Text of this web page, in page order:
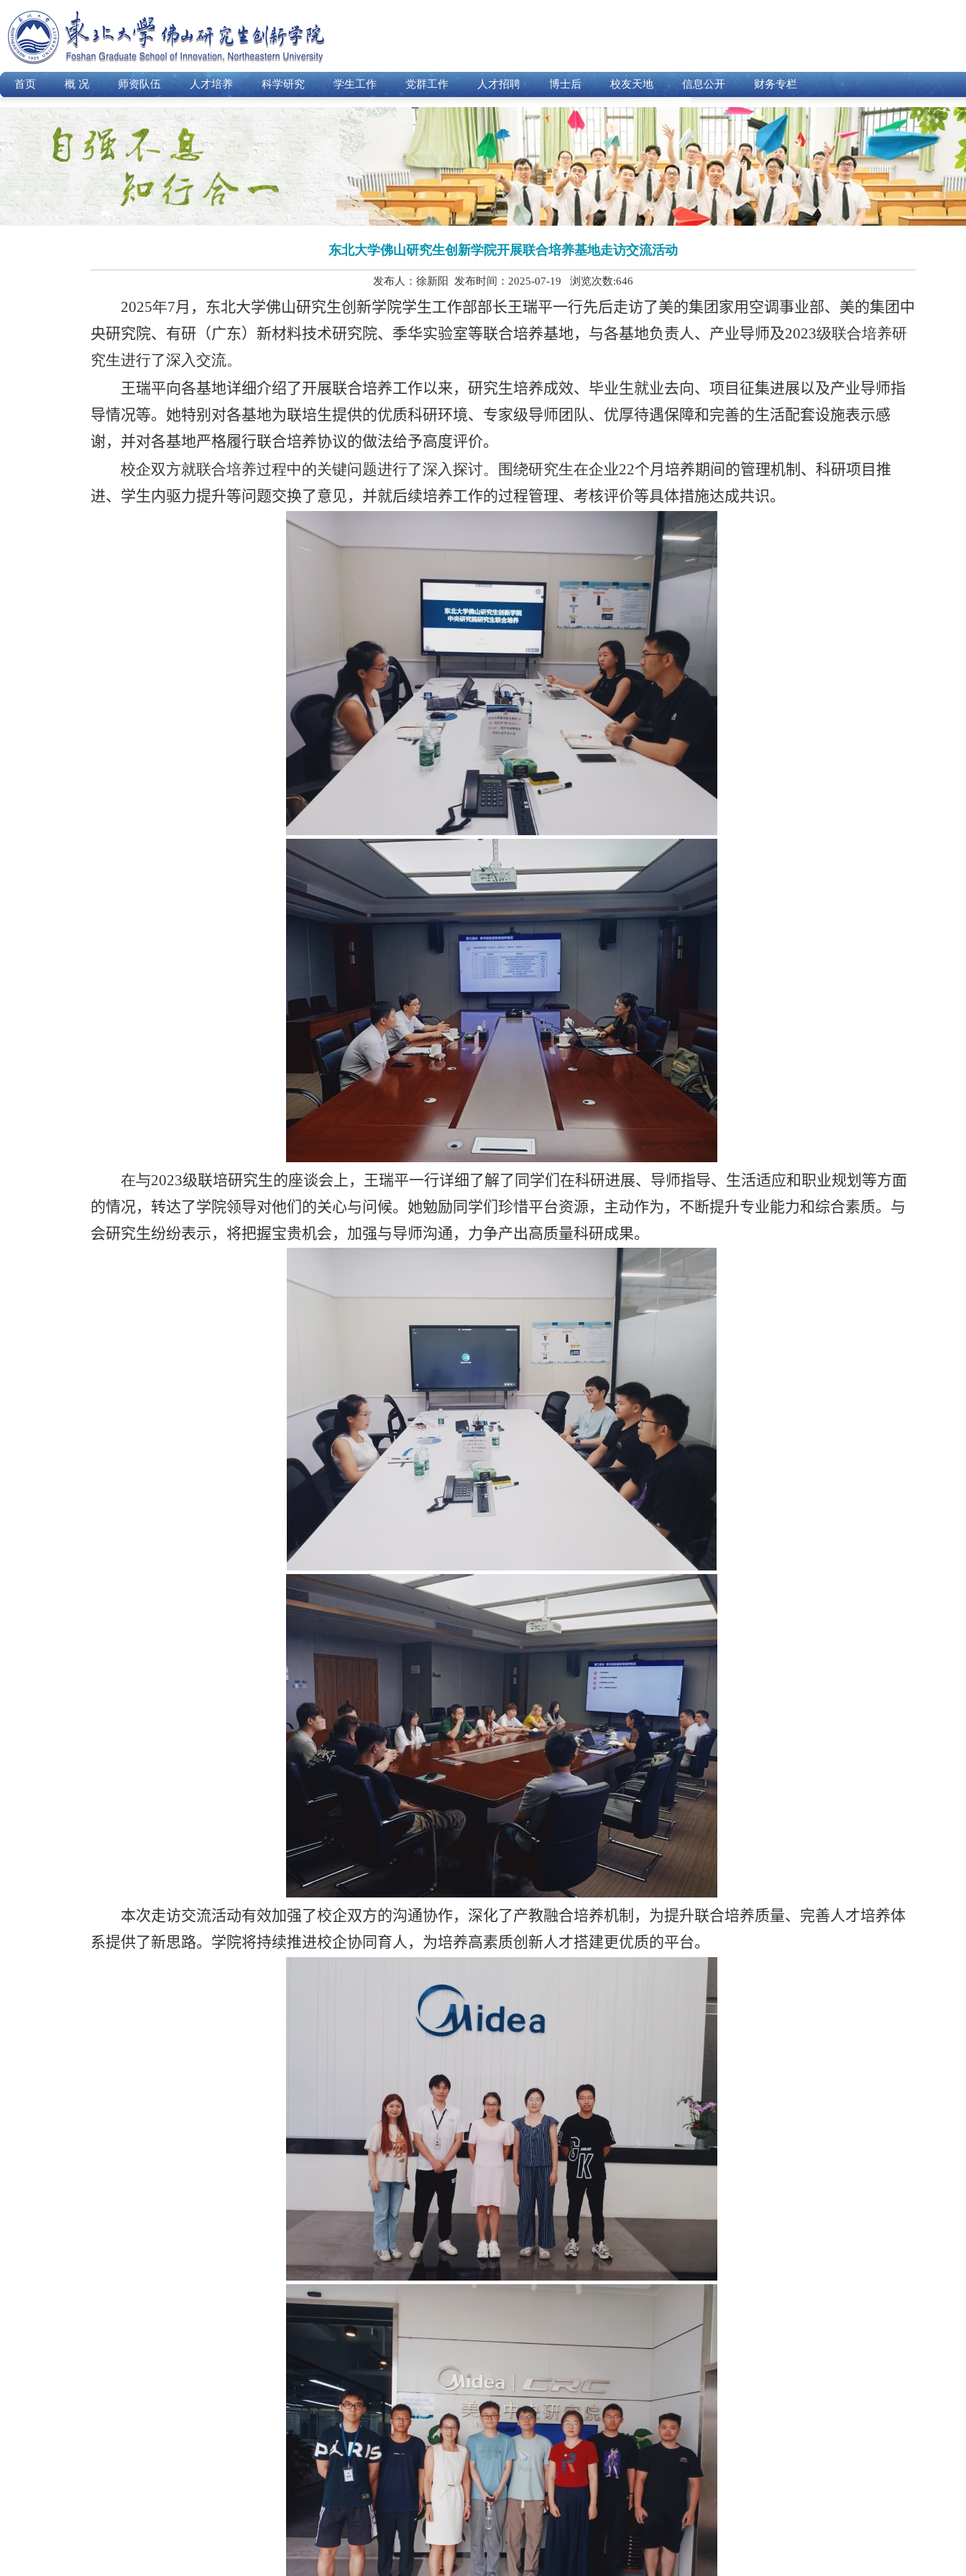
首页 概 况 师资队伍 人才培养 科学研究 学生工作 党群工作 人才招聘 博士后 校友天地 信息公开 财务专栏
东北大学佛山研究生创新学院开展联合培养基地走访交流活动
发布人：徐新阳 发布时间：2025-07-19 浏览次数:646
2025年7月，东北大学佛山研究生创新学院学生工作部部长王瑞平一行先后走访了美的集团家用空调事业部、美的集团中
央研究院、有研（广东）新材料技术研究院、季华实验室等联合培养基地，与各基地负责人、产业导师及2023级联合培养研
究生进行了深入交流。
王瑞平向各基地详细介绍了开展联合培养工作以来，研究生培养成效、毕业生就业去向、项目征集进展以及产业导师指
导情况等。 她特别对各基地为联培生提供的优质科研环境、专家级导师团队、优厚待遇保障和完善的生活配套设施表示感
谢，并对各基地严格履行联合培养协议的做法给予高度评价。
校企双方就联合培养过程中的关键问题进行了深入探讨。围绕研究生在企业22个月培养期间的管理机制、科研项目推
进、学生内驱力提升等问题交换了意见，并就后续培养工作的过程管理、考核评价等具体措施达成共识。
在与2023级联培研究生的座谈会上，王瑞平一行详细了解了 同学们在科研进展、导师指导、生活适应和职业规划等方面
的情况，转达了学院领导对他们的关心与问候。 她勉励同学们珍惜平台资源，主动作为，不断提升专业能力和综合素质。与
会研究生纷纷表示，将把握宝贵机会，加强与导师沟通，力争产出高质量科研成果。
本次走访交流活动有效加强了校企双方的沟通协作，深化了产教融合培养机制，为提升联合培养质量、完善人才培养体
系提供了新思路。学院将持续推进校企协同育人，为培养高素质创新人才搭建更优质的平台。